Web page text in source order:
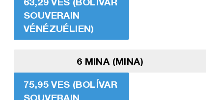
SOUVERAIN
VÉNÉZUÉLIEN)
6 MINA (MINA)
75,95 VES (BOLÍVAR
SOUVERAIN